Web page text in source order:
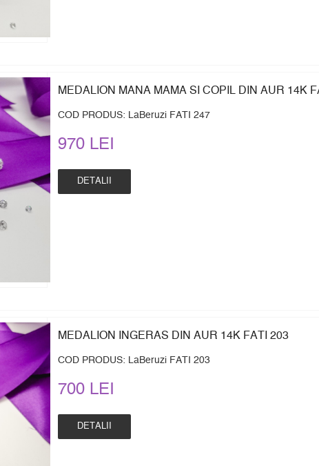
MEDALION MANA MAMA SI COPIL DIN AUR 14K
COD PRODUS: LaBeruzi FATI 247
970 LEI
DETALII
MEDALION INGERAS DIN AUR 14K FATI 203
COD PRODUS: LaBeruzi FATI 203
700 LEI
DETALII